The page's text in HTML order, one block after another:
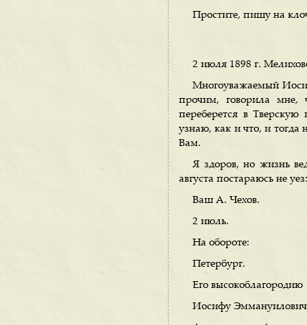
Простите, пишу на
2 июля 1898 г.
Многоуважаемый
прочим, говорила мне,
переберется в
узнаю, как и что, и
Вам.
Я здоров, но жизнь
августа постараюсь не
Ваш А. Чехов.
2 июль.
На обороте:
Петербург.
Его высокоблагородию
Иосифу